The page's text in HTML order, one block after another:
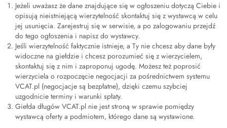
Jeżeli uważasz że dane znajdujące się w ogłoszeniu dotyczą Ciebie i
opisują nieistniejącą wierzytelność skontaktuj się z wystawcą w celu
jej usunięcia. Zarejestruj się w serwisie, a po zalogowaniu przejdź
do tego ogłoszenia i napisz do wystawcy.
Jeśli wierzytelność faktycznie istnieje, a Ty nie chcesz aby dane były
widoczne na giełdzie i chcesz porozumieć się z wierzycielem,
skontaktuj się z nim i zaproponuj ugodę. Możesz też poprosić
wierzyciela o rozpoczęcie negocjacji za pośrednictwem systemu
VCAT.pl (negocjacje są bezpłatne), dzięki czemu szybciej
uzgodnicie terminy i warunki spłaty.
Giełda długów VCAT.pl nie jest stroną w sprawie pomiędzy
wystawcą oferty a podmiotem, którego dane są wystawione.